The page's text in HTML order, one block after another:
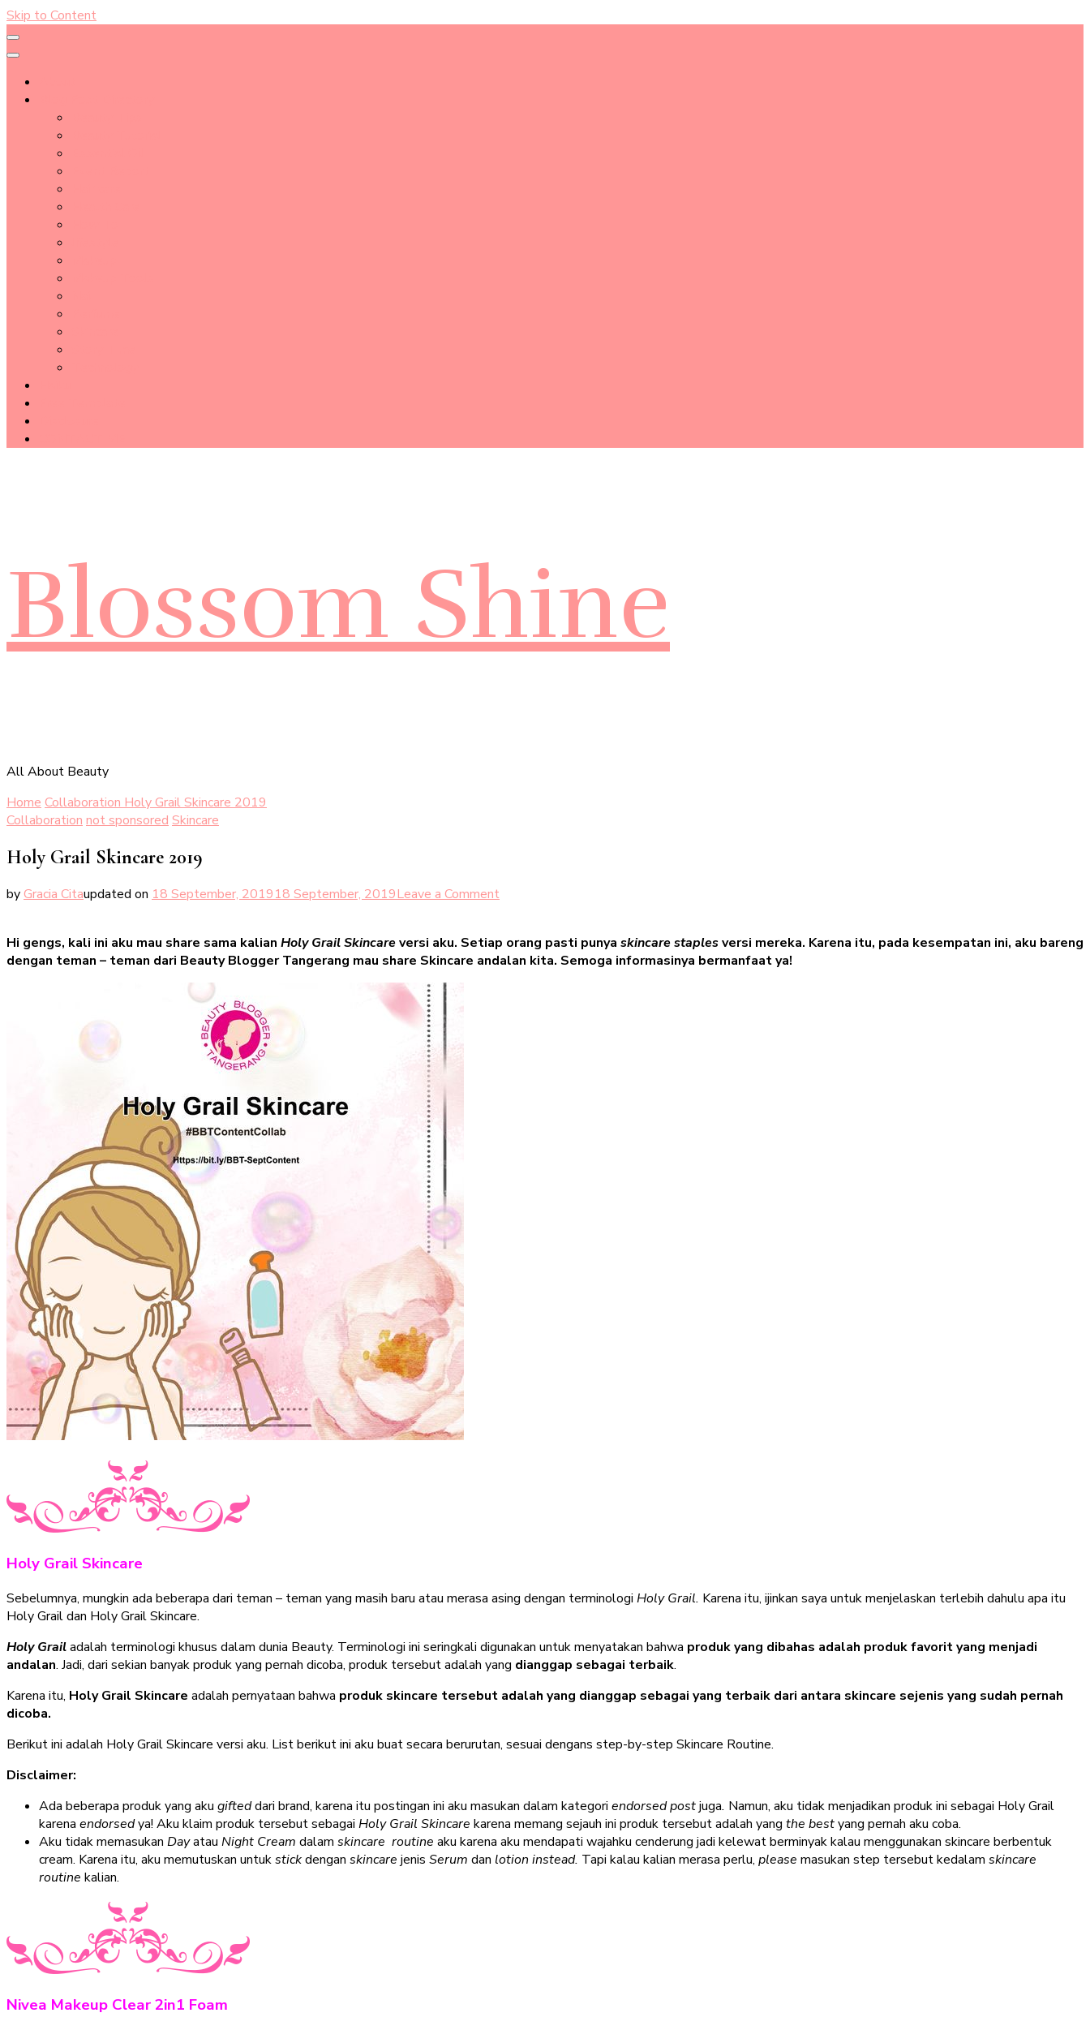
Skip to Content
Blossom Shine
All About Beauty
Home Collaboration Holy Grail Skincare 2019
Collaboration not sponsored Skincare
Holy Grail Skincare 2019
byGracia Citaupdated on 18 September, 201918 September, 2019Leave a Commenton
Skincare
2019
Hi gengs, kali ini aku mau share sama kalian Holy Grail Skincareversi aku. Setiap orang pasti punya skincare staplesversi mereka. Karena itu, pada kesempatan ini, aku bareng
dengan teman – teman dari Beauty Blogger Tangerang mau share Skincare andalan kita. Semoga informasinya bermanfaat ya!
Holy Grail Skincare
Sebelumnya, mungkin ada beberapa dari teman – teman yang masih baru atau merasa asing dengan terminologi Holy Grail. Karena itu, ijinkan saya untuk menjelaskan terlebih dahulu apa itu
Holy Grail dan Holy Grail Skincare.
Holy Grailadalah terminologi khusus dalam dunia Beauty. Terminologi ini seringkali digunakan untuk menyatakan bahwa produk yang dibahas adalah produk favorit yang menjadi
andalan. Jadi, dari sekian banyak produk yang pernah dicoba, produk tersebut adalah yang dianggap sebagai terbaik.
Karena itu, Holy Grail Skincare adalah pernyataan bahwa produk skincare tersebut adalah yang dianggap sebagai yang terbaik dari antara skincare sejenis yang sudah pernah
dicoba.
Berikut ini adalah Holy Grail Skincare versi aku. List berikut ini aku buat secara berurutan, sesuai dengans step-by-step Skincare Routine.
Disclaimer:
Ada beberapa produk yang aku gifteddari brand, karena itu postingan ini aku masukan dalam kategori endorsed postjuga. Namun, aku tidak menjadikan produk ini sebagai Holy Grail
karena endorsedya! Aku klaim produk tersebut sebagai Holy Grail Skincare karena memang sejauh ini produk tersebut adalah yang the bestyang pernah aku coba.
Aku tidak memasukan Dayatau Night Cream dalam skincare routine aku karena aku mendapati wajahku cenderung jadi kelewat berminyak kalau menggunakan skincare berbentuk
cream. Karena itu, aku memutuskan untukstickdengan skincare jenis Serum dan lotion instead. Tapi kalau kalian merasa perlu, please masukan step tersebut kedalam skincare
routine kalian.
Nivea Makeup Clear 2in1 Foam